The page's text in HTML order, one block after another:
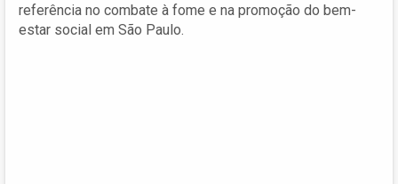
referência no combate à fome e na promoção do bem-
estar social em São Paulo.